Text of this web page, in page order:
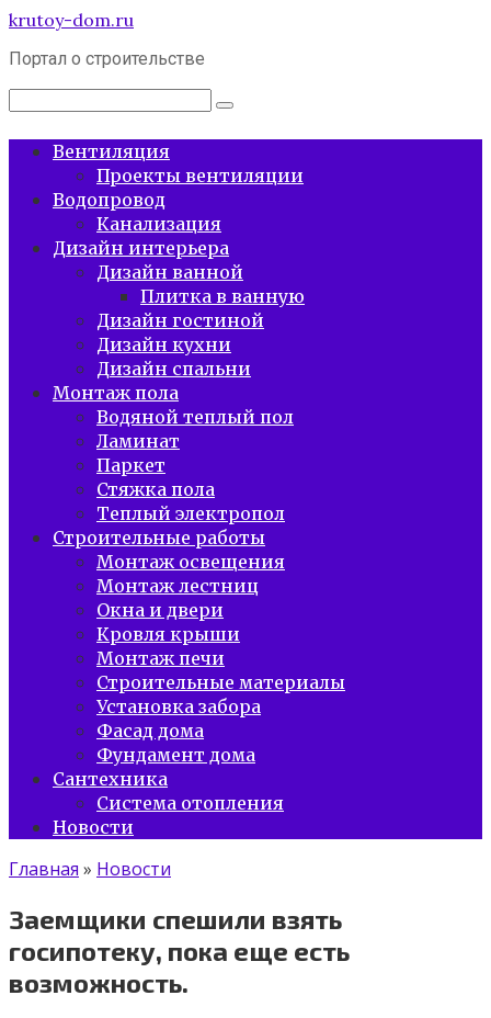
Перейти
контенту
krutoy-dom.ru
Портал о строительстве
Поиск:
Вентиляция
Проекты вентиляции
Водопровод
Канализация
Дизайн интерьера
Дизайн ванной
Плитка в ванную
Дизайн гостиной
Дизайн кухни
Дизайн спальни
Монтаж пола
Водяной теплый пол
Ламинат
Паркет
Стяжка пола
Теплый электропол
Строительные работы
Монтаж освещения
Монтаж лестниц
Окна и двери
Кровля крыши
Монтаж печи
Строительные материалы
Установка забора
Фасад дома
Фундамент дома
Сантехника
Система отопления
Новости
Главная » Новости
Заемщики спешили взять
госипотеку, пока еще есть
возможность.